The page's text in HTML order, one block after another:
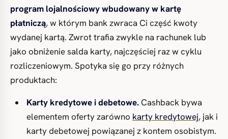
program lojalnościowy wbudowany w kartę
płatniczą, w którym bank zwraca Ci część kwoty
wydanej kartą. Zwrot trafia zwykle na rachunek lub
jako obniżenie salda karty, najczęściej raz w cyklu
rozliczeniowym. Spotyka się go przy różnych
produktach:
Karty kredytowe i debetowe.Cashback bywa
elementem oferty zarówno karty kredytowej, jak i
karty debetowej powiązanej z kontem osobistym.